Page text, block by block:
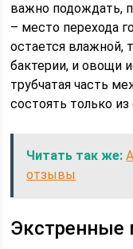
важно подождать,
– место перехода
остается влажной,
бактерии, и овощи
трубчатая часть
состоять только
Читать так же:
отзывы
Экстренные